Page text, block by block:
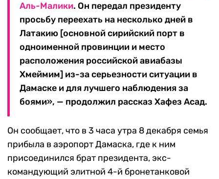
Аль-Малики. Он передал президенту
просьбу переехать на несколько дней в
Латакию [основной сирийский порт в
одноименной провинции и место
расположения российской авиабазы
Хмеймим] из-за серьезности ситуации в
Дамаске и для лучшего наблюдения за
боями», — продолжил рассказ Хафез Асад.
Он сообщает, что в 3 часа утра 8 декабря семья
прибыла в аэропорт Дамаска, где к ним
присоединился брат президента, экс-
командующий элитной 4-й бронетанковой